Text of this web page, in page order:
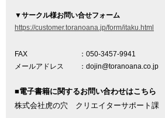
▼サークル様お問い合せフォーム
https://customer.toranoana.jp/form/itaku.html
FAX
：050-3457-9941
メールアドレス
：dojin@toranoana.co.jp
■電子書籍に関するお問い合わせはこちら
株式会社虎の穴 クリエイターサポート